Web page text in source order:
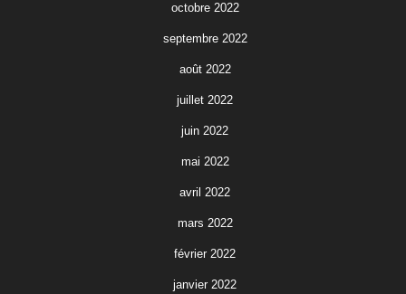
octobre 2022
septembre 2022
août 2022
juillet 2022
juin 2022
mai 2022
avril 2022
mars 2022
février 2022
janvier 2022